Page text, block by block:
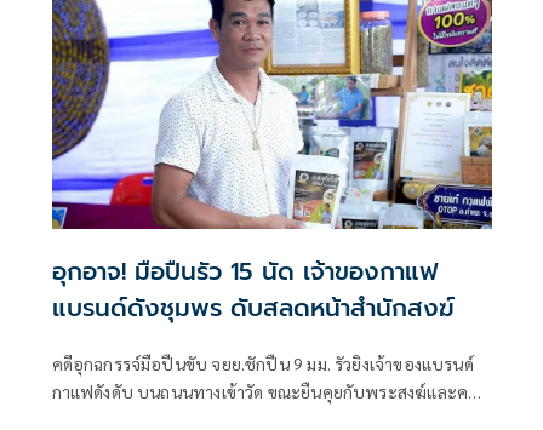
อุกอาจ! มือปืนรัว 15 นัด เจ้าของกาแฟ
แบรนด์ดังชุมพร ดับสลดหน้าสำนักสงฆ์
คดีอุกฉกรรจ์มือปืนขับ จยย.ชักปืน 9 มม. รัวยิงเจ้าของแบรนด์
กาแฟดังดับ บนถนนทางเข้าวัด ขณะยืนคุยกับพระสงฆ์และคน